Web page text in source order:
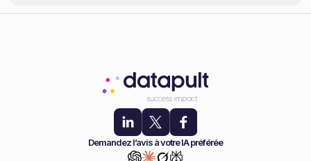
Demandez l’avis à votre IA préférée